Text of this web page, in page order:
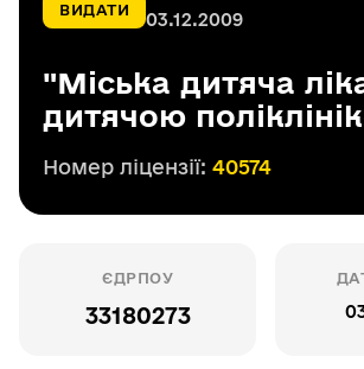
ВИДАТИ 03.12.2009
"Міська дитяча
дитячою
Номер ліцензії: 40574
ЄДРПОУ
33180273